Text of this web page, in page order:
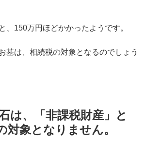
、150万円ほどかかったようです。
墓は、相続税の対象となるのでしょう
は、「非課税財産」と
対象となりません。